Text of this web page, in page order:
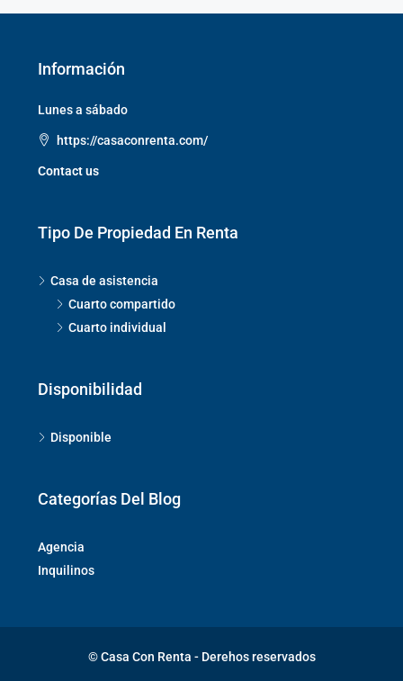
Información
Lunes a sábado
https://casaconrenta.com/
Contact us
Tipo De Propiedad En Renta
Casa de asistencia
Cuarto compartido
Cuarto individual
Disponibilidad
Disponible
Categorías Del Blog
Agencia
Inquilinos
© Casa Con Renta - Derehos reservados